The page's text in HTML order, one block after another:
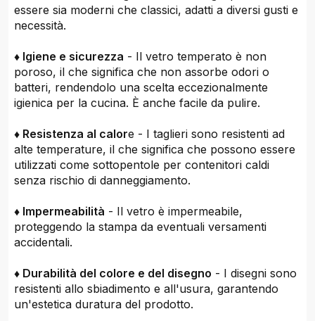
essere sia moderni che classici, adatti a diversi gusti e
necessità.
♦ Igiene e sicurezza - Il vetro temperato è non
poroso, il che significa che non assorbe odori o
batteri, rendendolo una scelta eccezionalmente
igienica per la cucina. È anche facile da pulire.
♦ Resistenza al calore - I taglieri sono resistenti ad
alte temperature, il che significa che possono essere
utilizzati come sottopentole per contenitori caldi
senza rischio di danneggiamento.
♦ Impermeabilità - Il vetro è impermeabile,
proteggendo la stampa da eventuali versamenti
accidentali.
♦ Durabilità del colore e del disegno - I disegni sono
resistenti allo sbiadimento e all'usura, garantendo
un'estetica duratura del prodotto.